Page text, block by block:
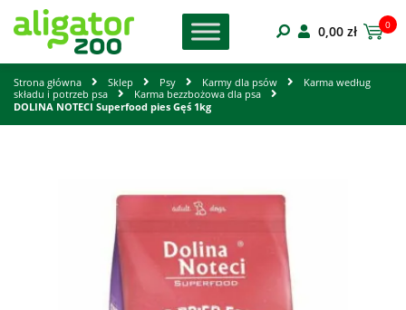
0,00 zł 0
Strona główna Sklep Psy Karmy dla psów
Karma według
składu i potrzeb psa
Karma bezzbożowa dla psa
DOLINA NOTECI Superfood pies Gęś 1kg